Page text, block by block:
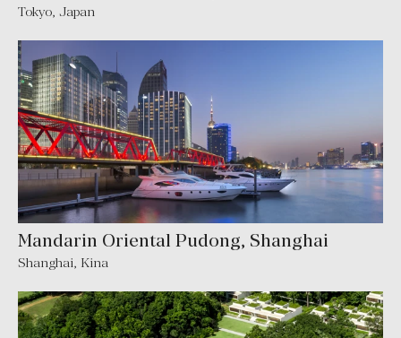
Tokyo, Japan
Mandarin Oriental Pudong, Shanghai
Shanghai, Kina